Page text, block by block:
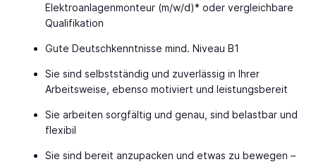
Elektroanlagenmonteur (m/w/d)* oder vergleichbare
Qualifikation
Gute Deutschkenntnisse mind. Niveau B1
Sie sind selbstständig und zuverlässig in Ihrer
Arbeitsweise, ebenso motiviert und leistungsbereit
Sie arbeiten sorgfältig und genau, sind belastbar und
flexibil
Sie sind bereit anzupacken und etwas zu bewegen –